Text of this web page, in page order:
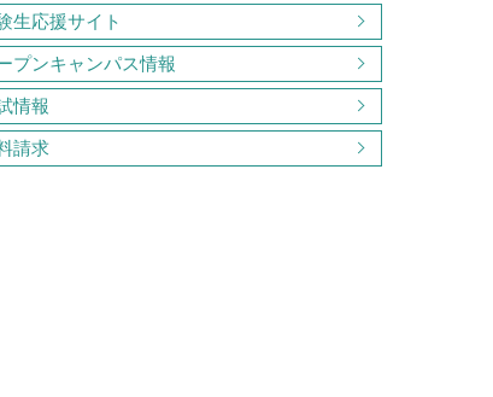
生応援サイト
プンキャンパス情報
情報
請求